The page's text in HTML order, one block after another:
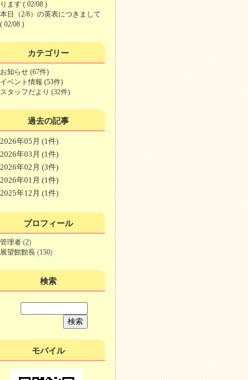
ります ( 02/08 )
本日（2/8）の英表につきまして
( 02/08 )
カテゴリー
お知らせ (67件)
イベント情報 (53件)
スタッフだより (32件)
過去の記事
2026年05月 (1件)
2026年03月 (1件)
2026年02月 (3件)
2026年01月 (1件)
2025年12月 (1件)
プロフィール
管理者 (2)
展望館館長 (150)
検索
モバイル